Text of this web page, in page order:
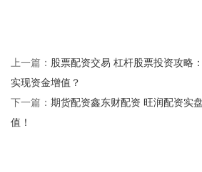
上一篇： 股票配资交易 杠杆股票投资攻略
实现资金增值？
下一篇： 期货配资鑫东财配资 旺润配资实
值！